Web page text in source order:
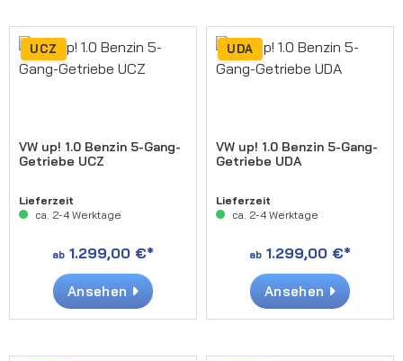
UCZ
VW up! 1.0 Benzin 5-Gang-
Getriebe UCZ
Lieferzeit
ca. 2-4 Werktage
ab 1.299,00 €*
Ansehen
UDA
VW up! 1.0 Benzin 5-Gang-
Getriebe UDA
Lieferzeit
ca. 2-4 Werktage
ab 1.299,00 €*
Ansehen